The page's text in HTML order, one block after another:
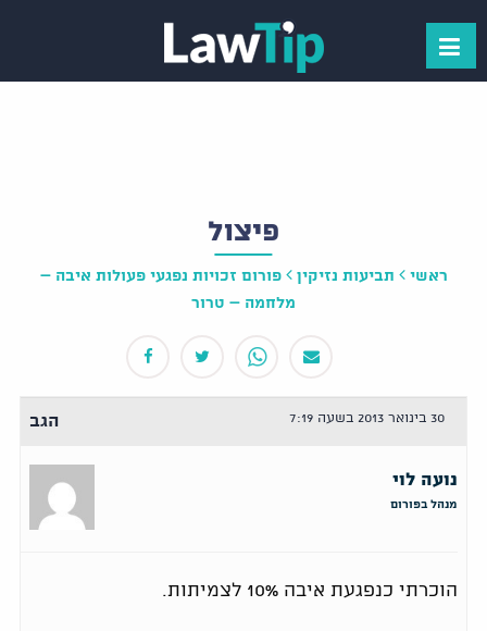
פיצול
ראשי תביעות נזיקין
פורום זכויות נפגעי פעולות איבה –
מלחמה – טרור
30 בינואר 2013 בשעה 7:19 הגב
נועה לוי
מנהל בפורום
הוכרתי כנפגעת איבה 10% לצמיתות.